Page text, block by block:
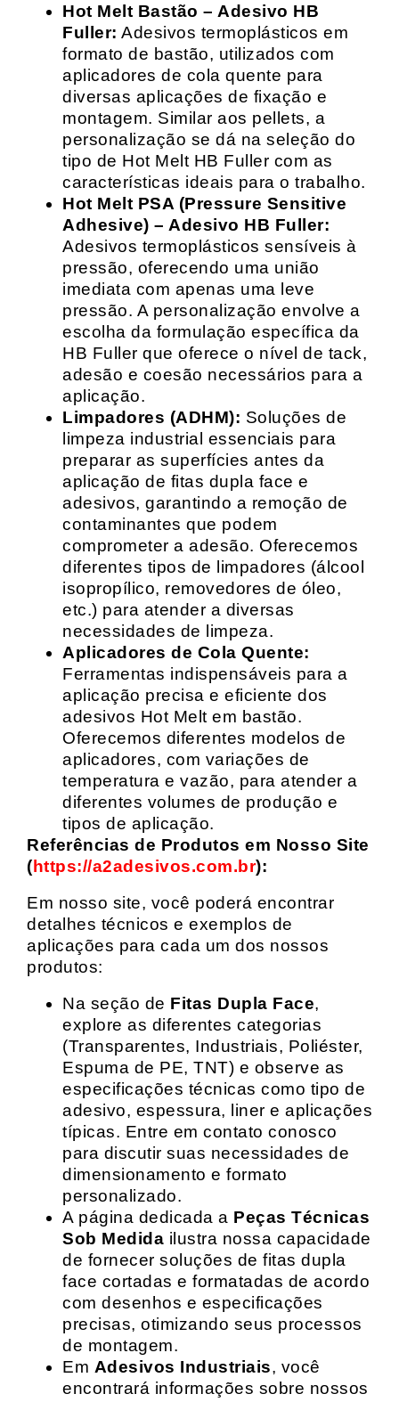
Hot Melt Bastão – Adesivo HB
Fuller: Adesivos termoplásticos em
formato de bastão, utilizados com
aplicadores de cola quente para
diversas aplicações de fixação e
montagem. Similar aos pellets, a
personalização se dá na seleção do
tipo de Hot Melt HB Fuller com as
características ideais para o trabalho.
Hot Melt PSA (Pressure Sensitive
Adhesive) – Adesivo HB Fuller:
Adesivos termoplásticos sensíveis à
pressão, oferecendo uma união
imediata com apenas uma leve
pressão. A personalização envolve a
escolha da formulação específica da
HB Fuller que oferece o nível de tack,
adesão e coesão necessários para a
aplicação.
Limpadores (ADHM): Soluções de
limpeza industrial essenciais para
preparar as superfícies antes da
aplicação de fitas dupla face e
adesivos, garantindo a remoção de
contaminantes que podem
comprometer a adesão. Oferecemos
diferentes tipos de limpadores (álcool
isopropílico, removedores de óleo,
etc.) para atender a diversas
necessidades de limpeza.
Aplicadores de Cola Quente:
Ferramentas indispensáveis para a
aplicação precisa e eficiente dos
adesivos Hot Melt em bastão.
Oferecemos diferentes modelos de
aplicadores, com variações de
temperatura e vazão, para atender a
diferentes volumes de produção e
tipos de aplicação.
Referências de Produtos em Nosso Site
(https://a2adesivos.com.br):
Em nosso site, você poderá encontrar
detalhes técnicos e exemplos de
aplicações para cada um dos nossos
produtos:
Na seção de Fitas Dupla Face,
explore as diferentes categorias
(Transparentes, Industriais, Poliéster,
Espuma de PE, TNT) e observe as
especificações técnicas como tipo de
adesivo, espessura, liner e aplicações
típicas. Entre em contato conosco
para discutir suas necessidades de
dimensionamento e formato
personalizado.
A página dedicada a Peças Técnicas
Sob Medida ilustra nossa capacidade
de fornecer soluções de fitas dupla
face cortadas e formatadas de acordo
com desenhos e especificações
precisas, otimizando seus processos
de montagem.
Em Adesivos Industriais, você
encontrará informações sobre nossos